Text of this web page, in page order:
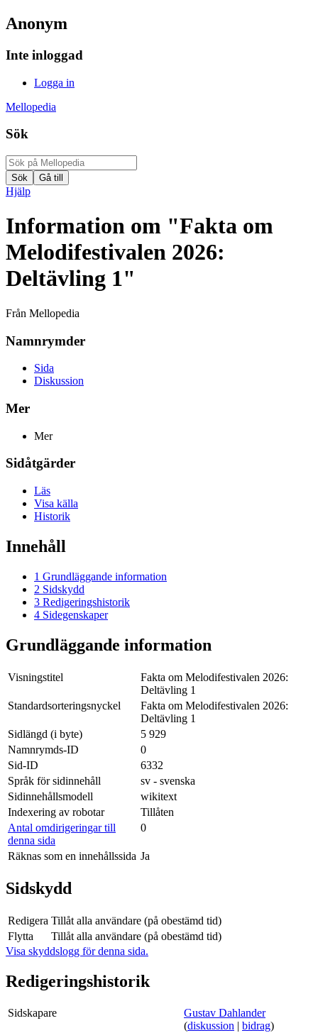
Anonym
Inte inloggad
Logga in
Mellopedia
Sök
Hjälp
Information om "Fakta om
Melodifestivalen 2026:
Deltävling 1"
Från Mellopedia
Namnrymder
Sida
Diskussion
Mer
Mer
Sidåtgärder
Läs
Visa källa
Historik
Innehåll
1 Grundläggande information
2 Sidskydd
3 Redigeringshistorik
4 Sidegenskaper
Grundläggande information
Visningstitel
Fakta om Melodifestivalen 2026:
Deltävling 1
Standardsorteringsnyckel
Fakta om Melodifestivalen 2026:
Deltävling 1
Sidlängd (i byte)
5 929
Namnrymds-ID
0
Sid-ID
6332
Språk för sidinnehåll
sv - svenska
Sidinnehållsmodell
wikitext
Indexering av robotar
Tillåten
Antal omdirigeringar till
denna sida
0
Räknas som en innehållssida Ja
Sidskydd
Redigera Tillåt alla användare (på obestämd tid)
Flytta
Tillåt alla användare (på obestämd tid)
Visa skyddslogg för denna sida.
Redigeringshistorik
Sidskapare
Gustav Dahlander
(diskussion | bidrag)